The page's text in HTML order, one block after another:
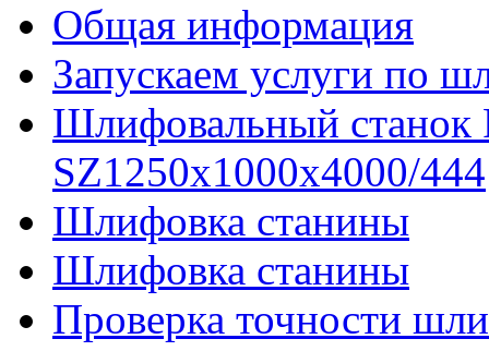
Общая информация
Запускаем услуги по
Шлифовальный
SZ1250x1000x4000/444
Шлифовка станины
Шлифовка станины
Проверка точности